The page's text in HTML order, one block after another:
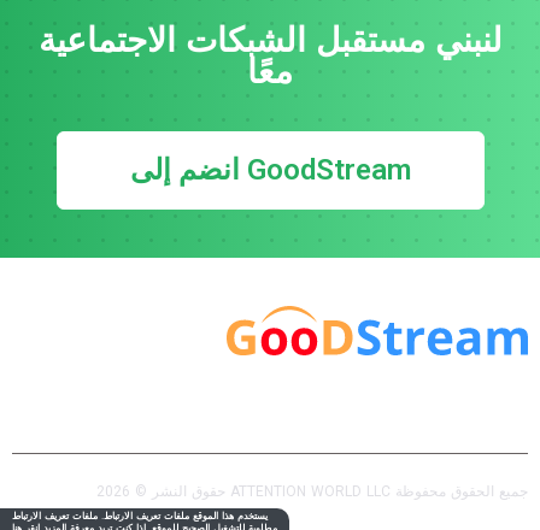
لنبني مستقبل الشبكات الاجتماعية
معًا
انضم إلى GoodStream
حقوق النشر © 2026 ATTENTION WORLD LLC جميع الحقوق محفوظة
سياسة ملفات تعريف الارتباطيستخدم هذا الموقع ملفات تعريف الارتباط. ملفات تعريف الارتباط